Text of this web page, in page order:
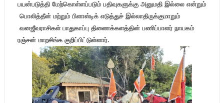
பயன்படுத்தி மேற்கொள்ளப்படும் பதிவுகளுக்கு அனுமதி இல்லை என்றும்
பொலித்தீன் மற்றும் பிளாஸ்டிக் எடுத்துச் இல்லாதிருக்குமாறும்
வனஜீவராசிகள் பாதுகாப்பு திணைக்களத்தின் பணிப்பாளர் நாயகம்
ரஞ்சன் மாறசிங்க குறிப்பிட்டுள்ளார்.